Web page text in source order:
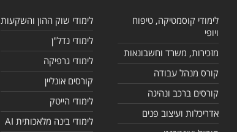
לימודי קוסמטיקה, טיפוח
ויופי
מזכירות, משרד וחשבונאות
קורס מנהל עבודה
קורסים ברכב ונהיגה
אדריכלות ועיצוב פנים
לימודי שוק ההון והשקעות
לימודי נדל"ן
לימודי גרפיקה
קורסים אונליין
לימודי הייטק
לימודי בינה מלאכותית AI